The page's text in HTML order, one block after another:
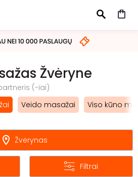
IEŠKOTI
Žvėryne
(-iai)
Veido masažai Viso kūno
Žvėrynas
Filtrai